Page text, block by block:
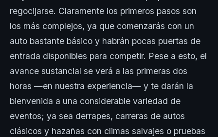
regocijarse. Claramente los primeros pasos son
los más complejos, ya que comenzarás con un
auto bastante básico y habrán pocas puertas de
entrada disponibles para competir. Pese a esto, el
avance sustancial se verá a las primeras dos
horas —en nuestra experiencia— y te darán la
bienvenida a una considerable variedad de
eventos; ya sea derrapes, carreras de autos
clásicos y hazañas con climas salvajes o pruebas